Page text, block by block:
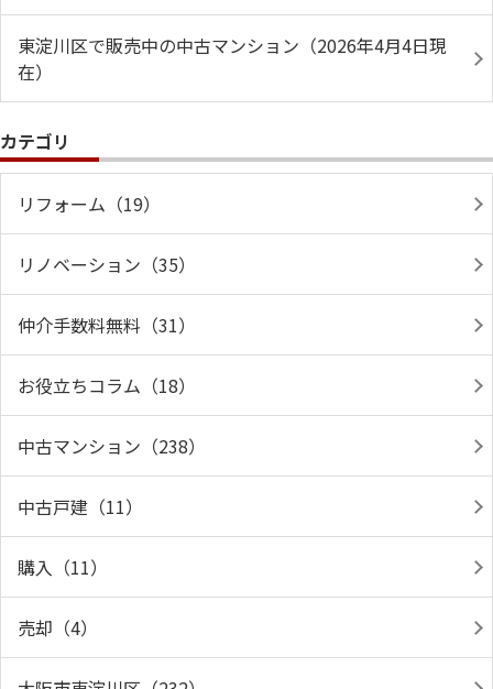
東淀川区で販売中の中古マンション（2026年4月4日現
在）
カテゴリ
リフォーム（19）
リノベーション（35）
仲介手数料無料（31）
お役立ちコラム（18）
中古マンション（238）
中古戸建（11）
購入（11）
売却（4）